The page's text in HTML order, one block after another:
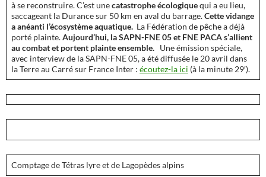
à se reconstruire. C’est unecatastrophe écologiquequi a eu lieu,
saccageant la Durance sur 50 km en aval du barrage.Cette vidange
a anéanti l’écosystème aquatique. La Fédération de pêche a déjà
porté plainte.Aujourd’hui, la SAPN-FNE 05 et FNE PACA s’allient
au combat et portent plainte ensemble. Une émission spéciale,
avec interview de la SAPN-FNE 05, a été diffusée le 20 avril dans
la Terre au Carré sur France Inter : écoutez-la ici (à la minute 29′).
Comptage de Tétras lyre et de Lagopèdes alpins